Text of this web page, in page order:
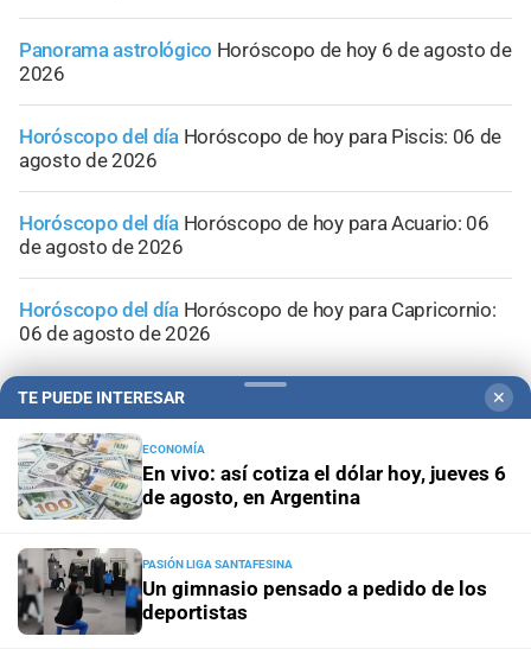
Panorama astrológico Horóscopo de hoy 6 de agosto de
2026
Horóscopo del día Horóscopo de hoy para Piscis: 06 de
agosto de 2026
Horóscopo del día Horóscopo de hoy para Acuario: 06
de agosto de 2026
Horóscopo del día Horóscopo de hoy para Capricornio:
06 de agosto de 2026
TE PUEDE INTERESAR ✕
ECONOMÍA
En vivo: así cotiza el dólar hoy, jueves 6
de agosto, en Argentina
PASIÓN LIGA SANTAFESINA
Un gimnasio pensado a pedido de los
deportistas